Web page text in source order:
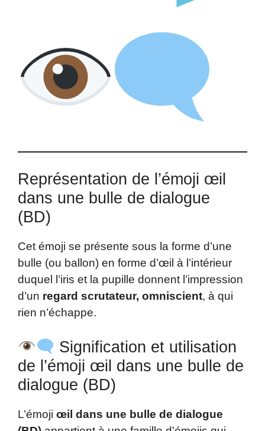
Représentation de l’émoji œil
dans une bulle de dialogue
(BD)
Cet émoji se présente sous la forme d’une
bulle (ou ballon) en forme d’œil à l’intérieur
duquel l’iris et la pupille donnent l’impression
d’un regard scrutateur, omniscient, à qui
rien n’échappe.
Signification et utilisation
de l’émoji œil dans une bulle de
dialogue (BD)
L’émoji œil dans une bulle de dialogue